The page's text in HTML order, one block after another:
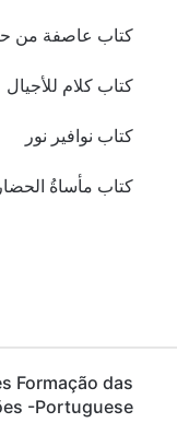
كتاب عاصفة من
كتاب كلام للأجيال
كتاب نوافير نور
كتاب مأساةُ
Formação das
-Portuguese